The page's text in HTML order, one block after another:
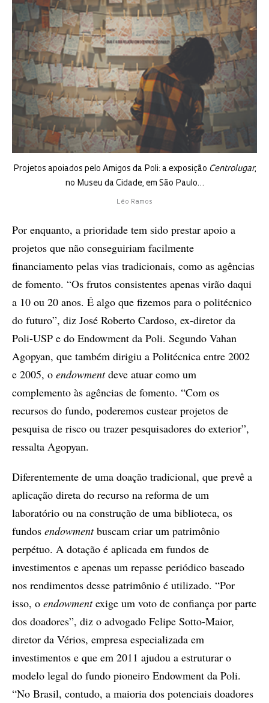
Projetos apoiados pelo Amigos da Poli: a exposição Centrolugar,
no Museu da Cidade, em São Paulo…
Léo Ramos
Por enquanto, a prioridade tem sido prestar apoio a
projetos que não conseguiriam facilmente
financiamento pelas vias tradicionais, como as agências
de fomento. “Os frutos consistentes apenas virão daqui
a 10 ou 20 anos. É algo que fizemos para o politécnico
do futuro”, diz José Roberto Cardoso, ex-diretor da
Poli-USP e do Endowment da Poli. Segundo Vahan
Agopyan, que também dirigiu a Politécnica entre 2002
e 2005, o endowmentdeve atuar como um
complemento às agências de fomento. “Com os
recursos do fundo, poderemos custear projetos de
pesquisa de risco ou trazer pesquisadores do exterior”,
ressalta Agopyan.
Diferentemente de uma doação tradicional, que prevê a
aplicação direta do recurso na reforma de um
laboratório ou na construção de uma biblioteca, os
fundos endowmentbuscam criar um patrimônio
perpétuo. A dotação é aplicada em fundos de
investimentos e apenas um repasse periódico baseado
nos rendimentos desse patrimônio é utilizado. “Por
isso, o endowmentexige um voto de confiança por parte
dos doadores”, diz o advogado Felipe Sotto-Maior,
diretor da Vérios, empresa especializada em
investimentos e que em 2011 ajudou a estruturar o
modelo legal do fundo pioneiro Endowment da Poli.
“No Brasil, contudo, a maioria dos potenciais doadores